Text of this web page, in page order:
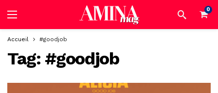
0
Accueil #goodjob
Tag: #goodjob